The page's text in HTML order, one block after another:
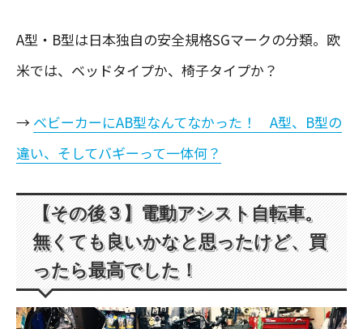
A型・B型は日本独自の安全規格SGマークの分類。欧
米では、ベッドタイプか、椅子タイプか？
→ ベビーカーにAB型なんてなかった！ A型、B型の
違い、そしてバギーって一体何？
【その後３】電動アシスト自転車。
無くても良いかなと思ったけど、買
ったら最高でした！